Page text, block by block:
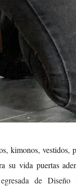
kimonos, vestidos,
su vida puertas
egresada de